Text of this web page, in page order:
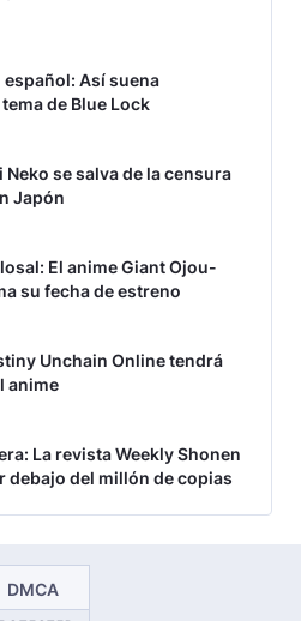
español: Así suena
de Blue Lock
Neko se salva de la censura
Japón
El anime Giant Ojou-
su fecha de estreno
Unchain Online tendrá
anime
La revista Weekly Shonen
debajo del millón de copias
DMCA